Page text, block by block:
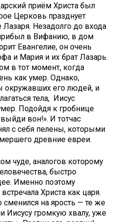
приём Христа был
Церковь празднует
Незадолго до входа
в Вифанию, в дом
Евангелие, он очень
и Мария и их брат Лазарь.
в тот момент, когда
как умер. Однако,
окружавших его людей, и
тела, Иисус
Подойдя к гробнице
вон!». И тотчас
с себя пелены, которыми
древние евреи.
чуде, аналогов которому
быстро
Именно поэтому
Христа как царя.
сменился на ярость — те же
Иисусу громкую хвалу, уже